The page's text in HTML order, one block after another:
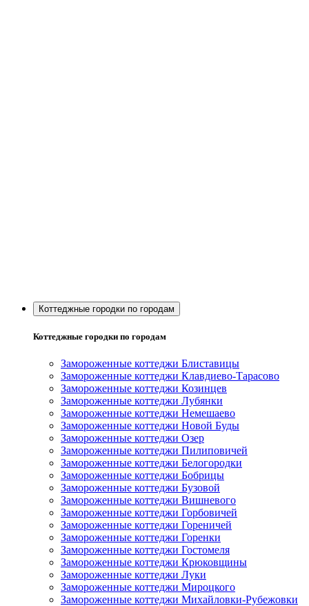
Коттеджные городки по городам
Коттеджные городки по городам
Замороженные коттеджи Блиставицы
Замороженные коттеджи Клавдиево-Тарасово
Замороженные коттеджи Козинцев
Замороженные коттеджи Лубянки
Замороженные коттеджи Немешаево
Замороженные коттеджи Новой Буды
Замороженные коттеджи Озер
Замороженные коттеджи Пилиповичей
Замороженные коттеджи Белогородки
Замороженные коттеджи Бобрицы
Замороженные коттеджи Бузовой
Замороженные коттеджи Вишневого
Замороженные коттеджи Горбовичей
Замороженные коттеджи Гореничей
Замороженные коттеджи Горенки
Замороженные коттеджи Гостомеля
Замороженные коттеджи Крюковщины
Замороженные коттеджи Луки
Замороженные коттеджи Мироцкого
Замороженные коттеджи Михайловки-Рубежовки